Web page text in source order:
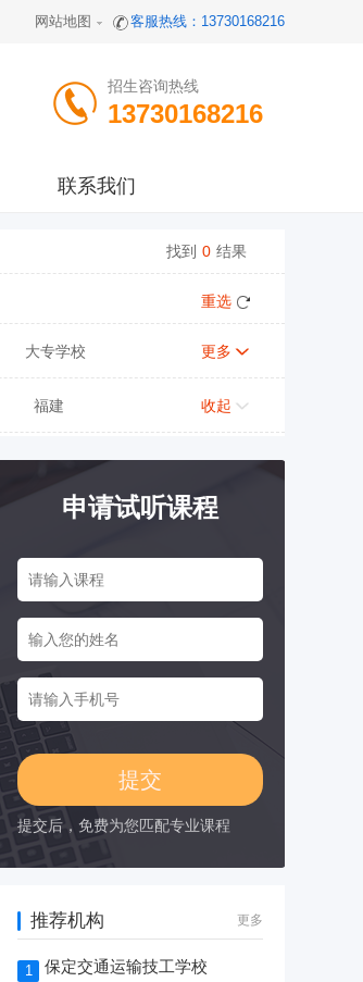
网站地图 客服热线：13730168216
招生咨询热线
13730168216
联系我们
找到 0 结果
重选
大专学校 更多
福建 收起
申请试听课程
提交后，免费为您匹配专业课程
推荐机构 更多
1 保定交通运输技工学校